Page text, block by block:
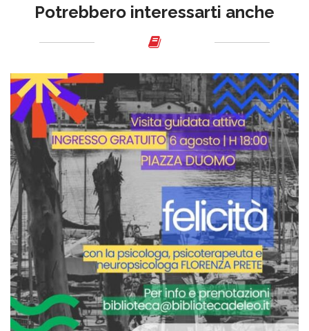
Potrebbero interessarti anche